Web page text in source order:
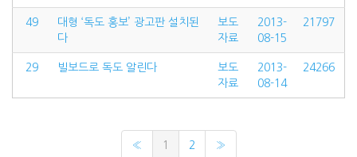
49
대형 ‘독도 홍보’ 광고판 설치된
다
보도
자료
2013-
08-15
21797
29 빌보드로 독도 알린다
보도
자료
2013-
08-14
24266
« 1 2 »